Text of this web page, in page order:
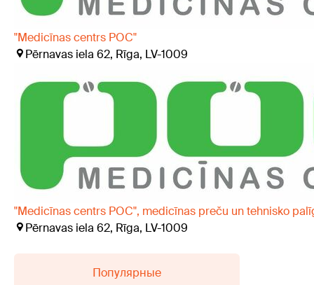
"Medicīnas centrs POC"
Pērnavas iela 62, Rīga, LV-1009
"Medicīnas centrs POC", medicīnas preču un tehnisko
Pērnavas iela 62, Rīga, LV-1009
Популярные